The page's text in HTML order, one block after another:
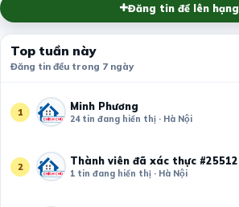
Đăng tin để lên hạng
Top tuần này
Đăng tin đều trong 7 ngày
1 Minh Phương
24 tin đang hiển thị · Hà Nội
2 Thành viên đã xác thực #25512
1 tin đang hiển thị · Hà Nội